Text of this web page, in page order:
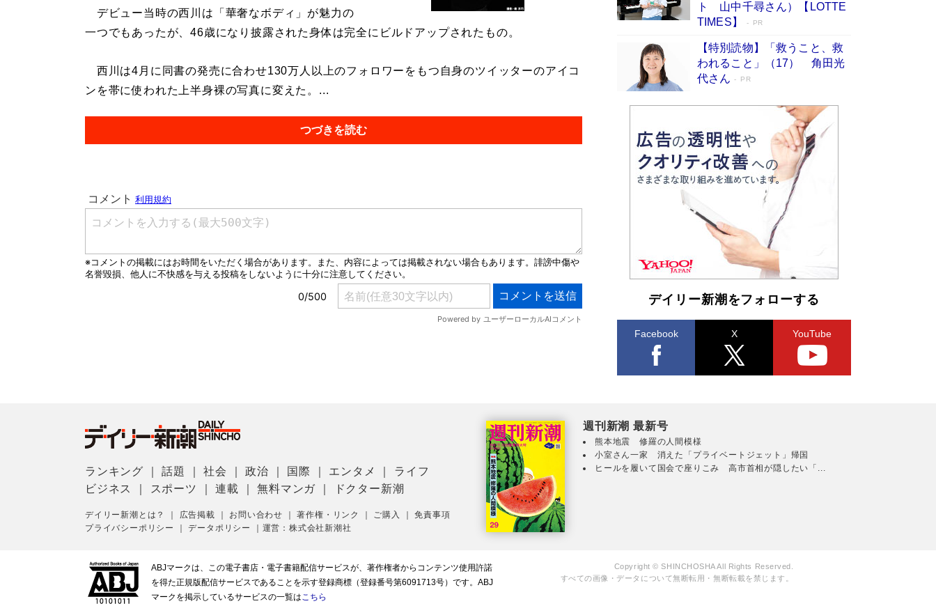
デビュー当時の西川は「華奢なボディ」が魅力の
一つでもあったが、46歳になり披露された身体は完全にビルドアップされたもの。
西川は4月に同書の発売に合わせ130万人以上のフォロワーをもつ自身のツイッターのアイコ
ンを帯に使われた上半身裸の写真に変えた。...
つづきを読む
「『火垂るの墓』は、大嘘である」原作者が抱き
続けた“自責の念”とは…「自己憐憫は描きたくな
い」監督が徹底的にこだわったこと（後編） #
戦争の記憶
Book Bang
美輪明宏 晩年の回答を集めた『ほほえんで生き
るための人生相談』がランクイン［エンターテイ
メントベストセラー］
Book Bang
「宇宙兄弟」最終46巻がベストセラー1位 宇宙
開発への関心を押し上げた18年の物語に幕 特装
版には「宇宙で描かれたマンガ」も収録
Book Bang
「不意に涙が出そうに…」高嶋政伸が明かし
た“13歳の娘を暴行する役”への葛藤 インティマ
シーコーディネーターに支えられたNHK『大奥』
Book Bang
ト 山中千尋さん）【LOTTE
TIMES】
PR
【特別読物】「救うこと、救
われること」（17） 角田光
代さん
PR
デイリー新潮をフォローする
Facebook X YouTube
ランキング ｜話題 ｜社会 ｜政治 国際 エンタメ
ライフ
ビジネス
スポーツ ｜連載 ｜無料マンガ ドクター新潮
デイリー新潮とは？ 広告掲載 お問い合わせ ｜著作権・リンク ご購入 ｜免責事項
プライバシーポリシー
｜データポリシー 運営：株式会社新潮社
週刊新潮 最新号
熊本地震 修羅の人間模様
小室さん一家 消えた「プライベートジェット」帰国
ヒールを履いて国会で座りこみ 高市首相が隠したい「...
ABJマークは、この電子書店・電子書籍配信サービスが、著作権者からコンテンツ使用許諾
を得た正規版配信サービスであることを示す登録商標（登録番号第6091713号）です。ABJ
マークを掲示しているサービスの一覧はこちら
Copyright © SHINCHOSHA All Rights Reserved.
すべての画像・データについて無断転用・無断転載を禁じます。